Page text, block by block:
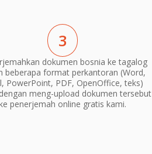
3
dokumen bosnia ke tagalog
beberapa format perkantoran (Word,
PowerPoint, PDF, OpenOffice, teks)
meng-upload dokumen tersebut
penerjemah online gratis kami.